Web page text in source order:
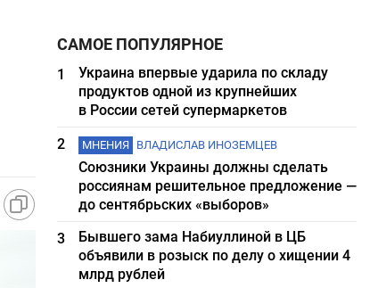
САМОЕ ПОПУЛЯРНОЕ
1
Украина впервые ударила по складу
продуктов одной из крупнейших
в России сетей супермаркетов
2
МНЕНИЯ ВЛАДИСЛАВ ИНОЗЕМЦЕВ
Союзники Украины должны сделать
россиянам решительное предложение —
до сентябрьских «выборов»
3
Бывшего зама Набиуллиной в ЦБ
объявили в розыск по делу о хищении 4
млрд рублей